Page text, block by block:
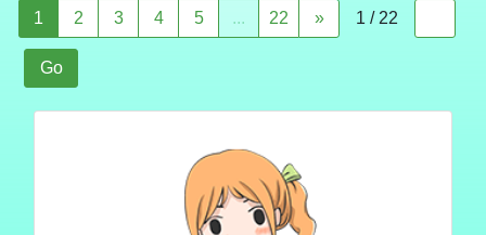
1 2 3 4 5 ... 22 » 1 / 22